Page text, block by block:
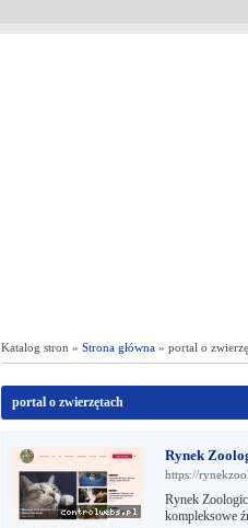
Katalog stron » Strona główna » portal o
portal o zwierzętach
Rynek
https://
Rynek
kompleksowe